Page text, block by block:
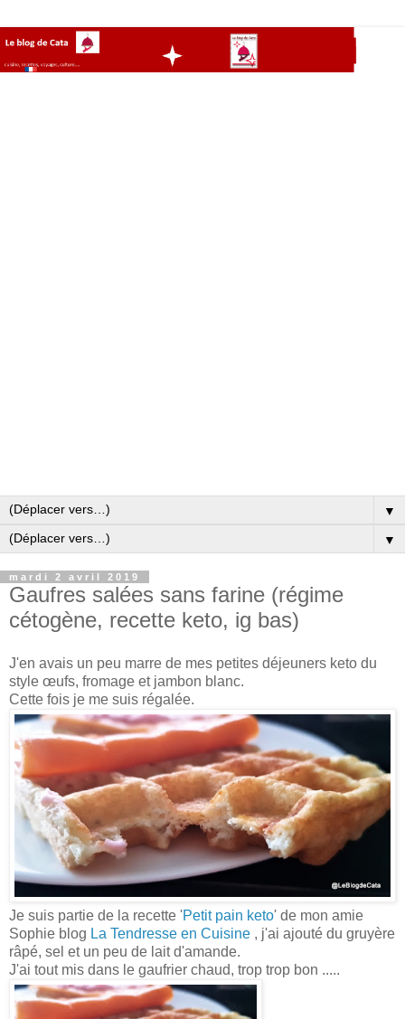
▼
▼
mardi 2 avril 2019
Gaufres salées sans farine (régime
cétogène, recette keto, ig bas)
J'en avais un peu marre de mes petites déjeuners keto du
style œufs, fromage et jambon blanc.
Cette fois je me suis régalée.
Je suis partie de la recette 'Petit pain keto' de mon amie
Sophie blog La Tendresse en Cuisine , j'ai ajouté du gruyère
râpé, sel et un peu de lait d'amande.
J'ai tout mis dans le gaufrier chaud, trop trop bon .....